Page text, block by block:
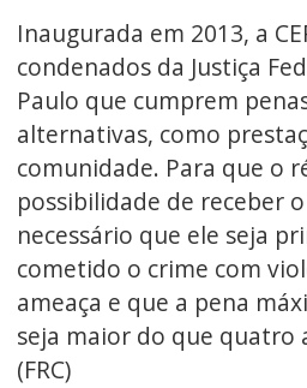
Inaugurada em 2013, a
condenados da Justiça
Paulo que cumprem
alternativas, como
comunidade. Para que o
possibilidade de receber
necessário que ele seja
cometido o crime com
ameaça e que a pena
seja maior do que quatro
(FRC)